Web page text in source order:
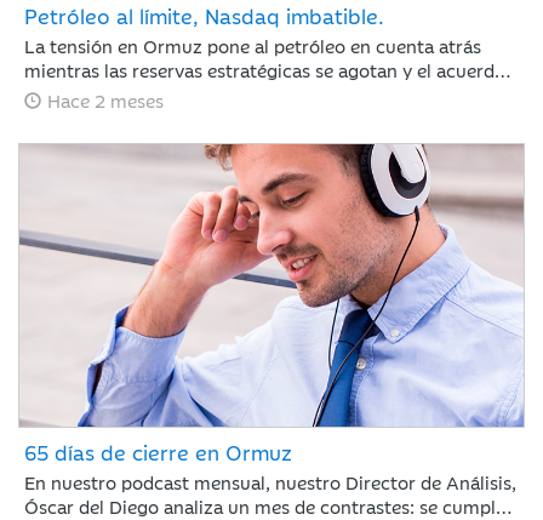
Petróleo al límite, Nasdaq imbatible.
La tensión en Ormuz pone al petróleo en cuenta atrás
mientras las reservas estratégicas se agotan y el acuerdo
con Irán se resiste. Jaime Sáenz de Santamaría, del
por el pulso energético y la resiliencia de unas bolsas
impulsadas por los resultados tecnológicos.
Hace 2 meses
65 días de cierre en Ormuz
En nuestro podcast mensual, nuestro Director de Análisis,
Óscar del Diego analiza un mes de contrastes: se cumplen